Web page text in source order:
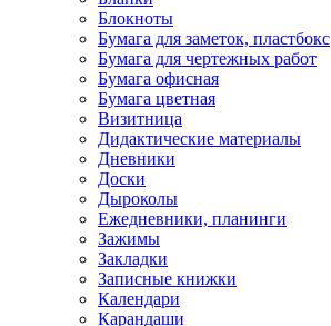
Блокноты
Бумага для заметок, пластбокс
Бумага для чертежных работ
Бумага офисная
Бумага цветная
Визитница
Дидактические материалы
Дневники
Доски
Дыроколы
Ежедневники, планинги
Зажимы
Закладки
Записные книжки
Календари
Карандаши